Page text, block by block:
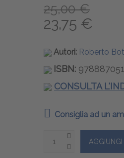
25,00 €
23,75 €
Autori: Roberto
ISBN:
CONSULTA
Consiglia ad un